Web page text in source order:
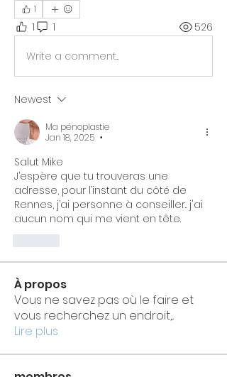
1
1 1 526
Write a comment...
Newest
Ma pénoplastie
Jan 18, 2025
•
Salut Mike
J’espère que tu trouveras une
adresse, pour l’instant du côté de
Rennes, j’ai personne à conseiller.. j'ai
aucun nom qui me vient en tête.
À propos
Vous ne savez pas où le faire et
vous recherchez un endroit,...
Lire plus